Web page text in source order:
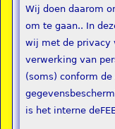
Wij doen daarom
om te gaan.. In
wij met de privacy
verwerking van
(soms) conform
is het interne